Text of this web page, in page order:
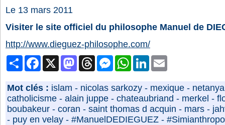
Le 13 mars 2011
Visiter le site officiel du philosophe Manuel de
http://www.dieguez-philosophe.com/
PartagerFacebook MastodonThreads MessengerWhatsAppLinkedIn
Mot clés : islam - nicolas sarkozy - mexique -
catholicisme - alain juppe - chateaubriand - merkel -
boubakeur - coran - saint thomas d acquin - mars -
- puy en velay - #ManuelDEDIEGUEZ -